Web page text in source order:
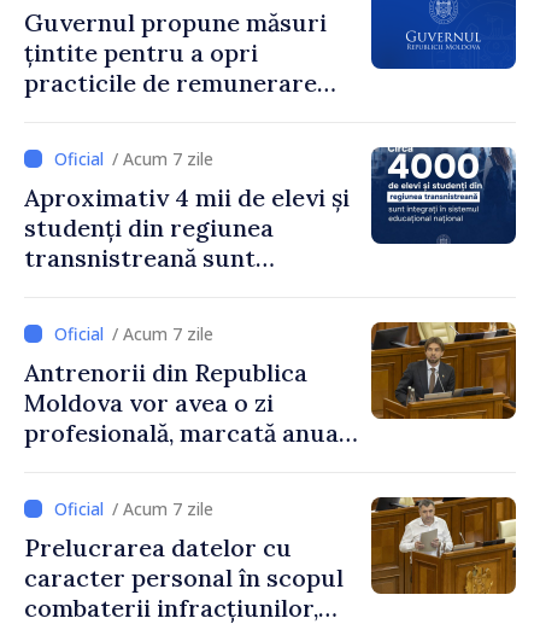
Guvernul propune măsuri
țintite pentru a opri
practicile de remunerare
/ Acum 7 zile
Aproximativ 4 mii de elevi și
studenți din regiunea
transnistreană sunt
educațional național
/ Acum 7 zile
Antrenorii din Republica
Moldova vor avea o zi
profesională, marcată anual
/ Acum 7 zile
Prelucrarea datelor cu
caracter personal în scopul
combaterii infracțiunilor,